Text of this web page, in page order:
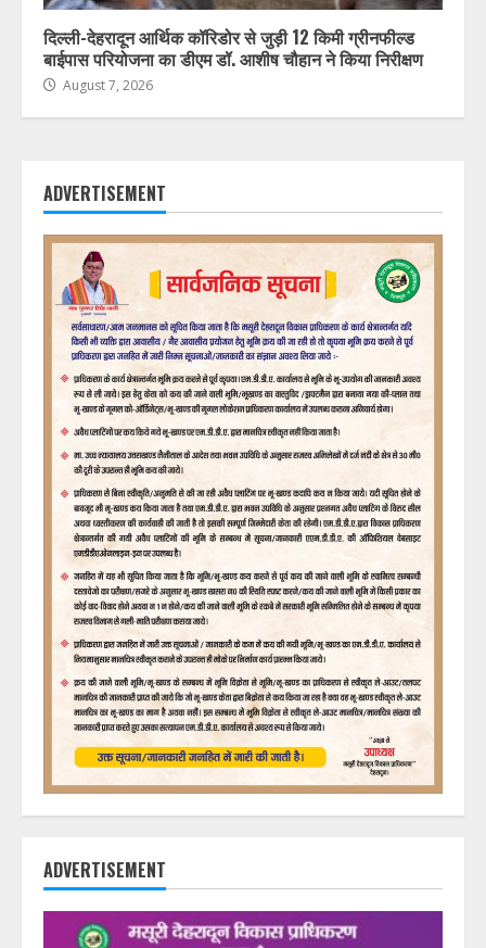
दिल्ली-देहरादून आर्थिक कॉरिडोर से जुड़ी 12 किमी ग्रीनफील्ड
बाईपास परियोजना का डीएम डॉ. आशीष चौहान ने किया निरीक्षण
August 7, 2026
ADVERTISEMENT
ADVERTISEMENT